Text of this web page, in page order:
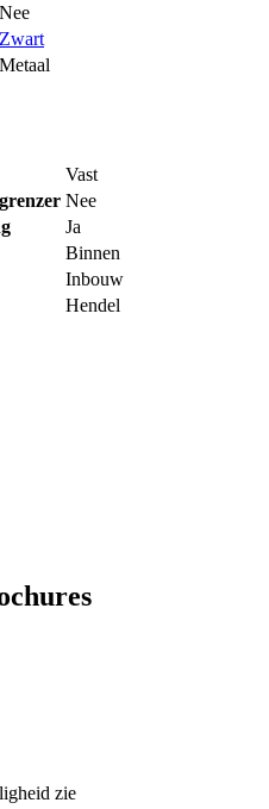
Nee
Zwart
Metaal
Vast
Nee
Ja
Binnen
Inbouw
Hendel
zie